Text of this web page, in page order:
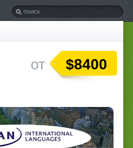
от $8400